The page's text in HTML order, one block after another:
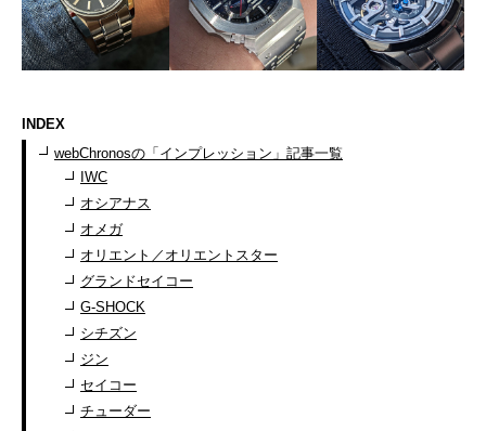
INDEX
webChronosの「インプレッション」記事一覧
IWC
オシアナス
オメガ
オリエント／オリエントスター
グランドセイコー
G-SHOCK
シチズン
ジン
セイコー
チューダー